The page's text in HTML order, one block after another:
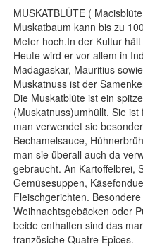
MUSKATBLÜTE (
Muskatbaum kann bis zu
Meter hoch.In der Kultur
Heute wird er vor allem in
Madagaskar, Mauritius
Muskatnuss ist der
Die Muskatblüte ist ein
(Muskatnuss)umhüllt. Sie
man verwendet sie
Bechamelsauce,
man sie überall auch da
gebraucht. An Kartoffelbrei,
Gemüsesuppen,
Fleischgerichten.
Weihnachtsgebäcken oder
beide enthalten sind das
französiche Quatre Epices.